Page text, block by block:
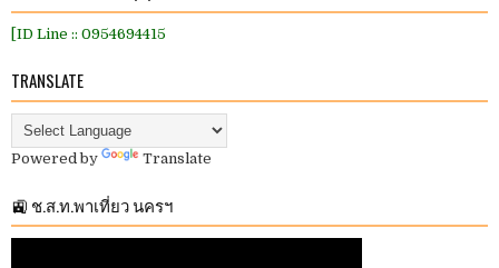
[ID Line :: 0954694415
TRANSLATE
Powered by Translate
🚉 ช.ส.ท.พาเที่ยว นครฯ